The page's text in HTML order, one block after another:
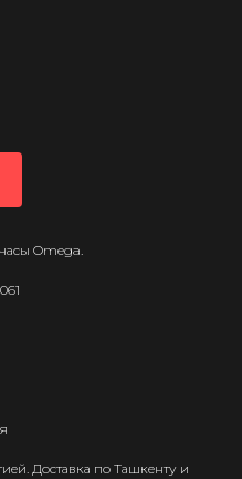
Omega.
Доставка по Ташкенту и